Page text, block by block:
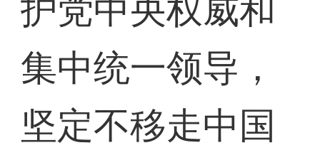
护党中央权威和
集中统一领导，
坚定不移走中国